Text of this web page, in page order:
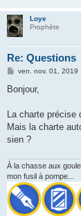
Loye
Prophète
Re: Questions
M
s
g
ven. nov. 01, 2019
Bonjour,
La charte précise
Mais la charte
sien ?
À la chasse aux
mon fusil à pompe...